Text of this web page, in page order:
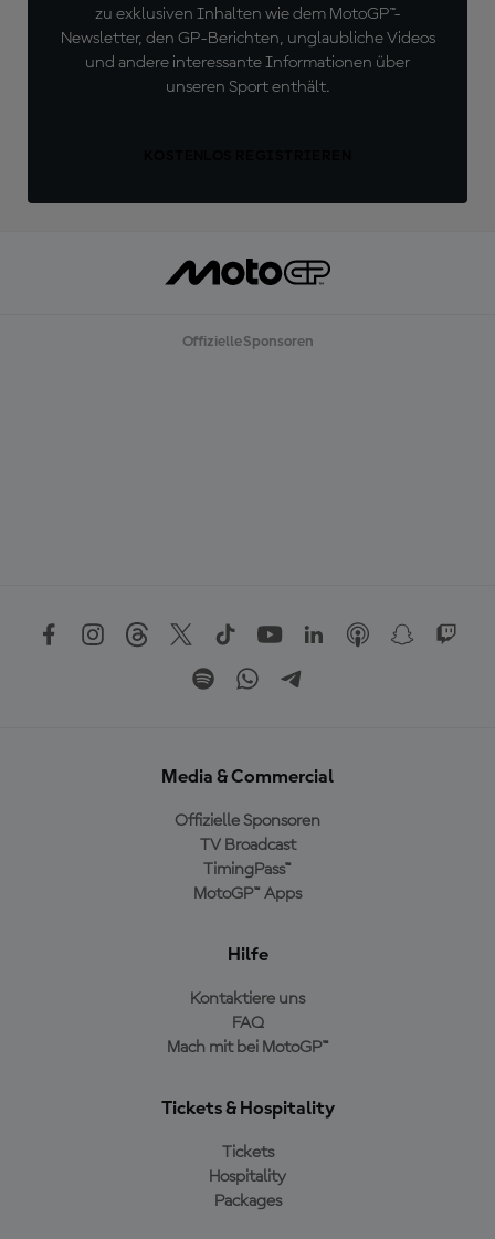
zu exklusiven Inhalten wie dem MotoGP™-
Newsletter, den GP-Berichten, unglaubliche Videos
und andere interessante Informationen über
unseren Sport enthält.
Offizielle Sponsoren
Media & Commercial
Offizielle Sponsoren
TV Broadcast
TimingPass™
MotoGP™ Apps
Hilfe
Kontaktiere uns
FAQ
Mach mit bei MotoGP™
Tickets & Hospitality
Tickets
Hospitality
Packages